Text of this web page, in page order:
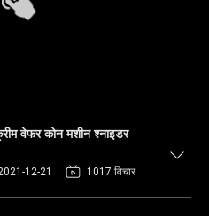
वेफर कोन मशीन श्नाइडर
12-21 1017 विचार